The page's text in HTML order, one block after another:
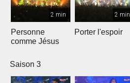
2 min
Personne
comme Jésus
2 min
Porter l'espoir
Saison 3